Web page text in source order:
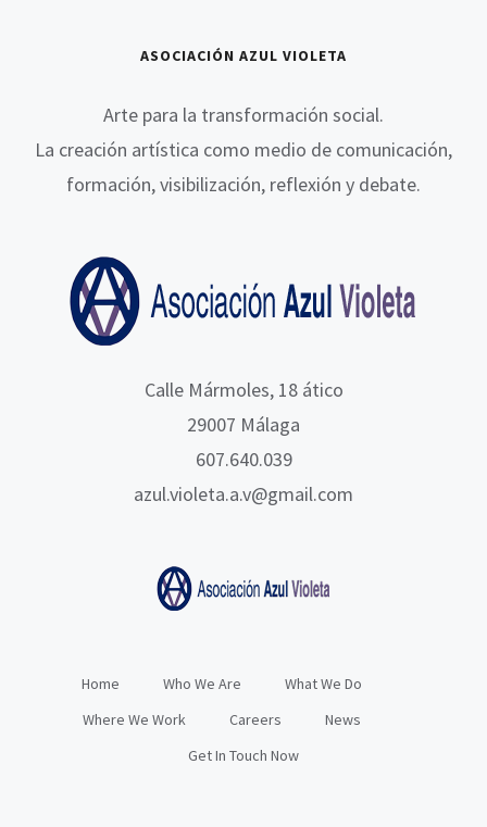
ASOCIACIÓN AZUL VIOLETA
Arte para la transformación social.
La creación artística como medio de comunicación,
formación, visibilización, reflexión y debate.
Calle Mármoles, 18 ático
29007 Málaga
607.640.039
azul.violeta.a.v@gmail.com
Home Who We Are
What We Do
Where We Work
Careers
News
Get In Touch Now